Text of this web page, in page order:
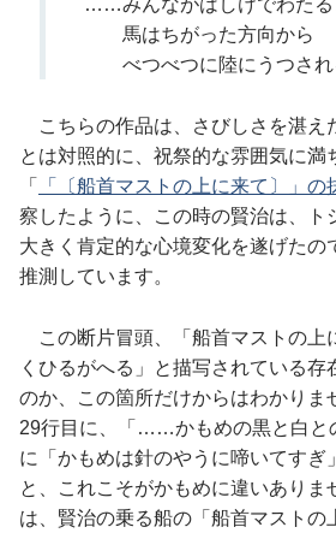
……みんながはしけでわたる
馬はちがった方向から
べつべつに陸にうつされ
こちらの作品は、さびしさを湛え
とは対照的に、祝祭的な雰囲気に満
「
「〔船首マストの上に来て〕」の
察したように、この時の賢治は、ト
大きく肯定的な心境変化を遂げたの
推測しています。
この断片冒頭、「船首マストの上
くひるがへる」と描写されている存
のか、この箇所だけからはわかりま
29行目に、「 ……かもめの黒と白と
に「かもめは針のやうに啼いてすぎ
と、これこそがかもめに違いありま
は、賢治の乗る船の「船首マストの